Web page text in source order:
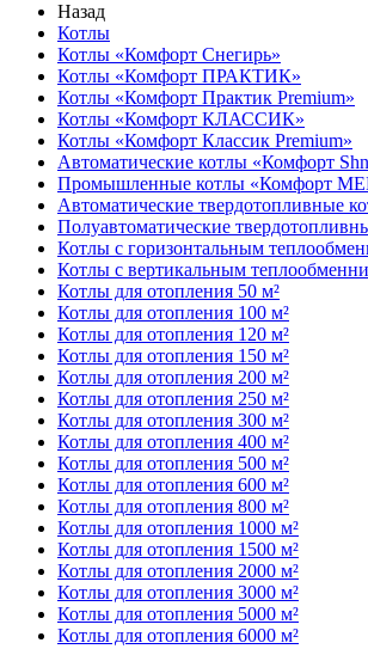
Назад
Котлы
Котлы «Комфорт Снегирь»
Котлы «Комфорт ПРАКТИК»
Котлы «Комфорт Практик Premium»
Котлы «Комфорт КЛАССИК»
Котлы «Комфорт Классик Premium»
Автоматические котлы «Комфорт
Промышленные котлы «Комфорт
Автоматические твердотопливные
Полуавтоматические
Котлы с горизонтальным
Котлы с вертикальным
Котлы для отопления 50 м²
Котлы для отопления 100 м²
Котлы для отопления 120 м²
Котлы для отопления 150 м²
Котлы для отопления 200 м²
Котлы для отопления 250 м²
Котлы для отопления 300 м²
Котлы для отопления 400 м²
Котлы для отопления 500 м²
Котлы для отопления 600 м²
Котлы для отопления 800 м²
Котлы для отопления 1000 м²
Котлы для отопления 1500 м²
Котлы для отопления 2000 м²
Котлы для отопления 3000 м²
Котлы для отопления 5000 м²
Котлы для отопления 6000 м²